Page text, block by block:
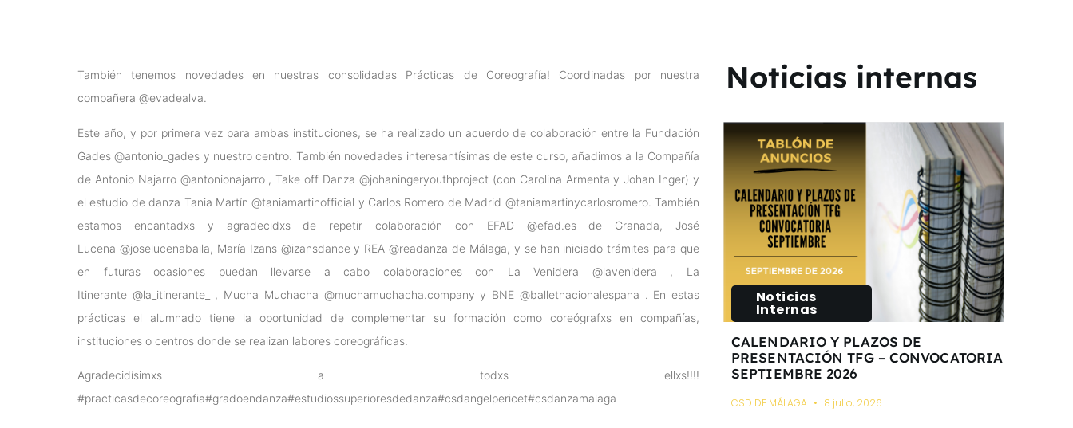
También tenemos novedades en nuestras consolidadas Prácticas de Coreografía! Coordinadas por nuestra
compañera @evadealva.
Este año, y por primera vez para ambas instituciones, se ha realizado un acuerdo de colaboración entre la Fundación
Gades@antonio_gades y nuestro centro. También novedades interesantísimas de este curso, añadimos a la Compañía
de Antonio Najarro @antonionajarro, Take off Danza @johaningeryouthproject (con Carolina Armenta y Johan Inger) y
el estudio de danza Tania Martín@taniamartinofficial y Carlos Romero de Madrid @taniamartinycarlosromero. También
estamos encantadxs y agradecidxs de repetir colaboración con EFAD @efad.esde Granada, José
Lucena @joselucenabaila, María Izans @izansdancey REA@readanza de Málaga, y se han iniciado trámites para que
en futuras ocasiones puedan llevarse a cabo colaboraciones con La Venidera @lavenidera , La
Itinerante @la_itinerante_ , Mucha Muchacha @muchamuchacha.company y BNE @balletnacionalespana . En estas
prácticas el alumnado tiene la oportunidad de complementar su formación como coreógrafxs en compañías,
instituciones o centros donde se realizan labores coreográficas.
Agradecidísimxs a todxs ellxs!!!!
#practicasdecoreografia#gradoendanza#estudiossuperioresdedanza#csdangelpericet#csdanzamalaga
Noticias internas
Noticias
Internas
CALENDARIO Y PLAZOS DE
PRESENTACIÓN TFG – CONVOCATORIA
SEPTIEMBRE 2026
CSD DE MÁLAGA 8 julio, 2026